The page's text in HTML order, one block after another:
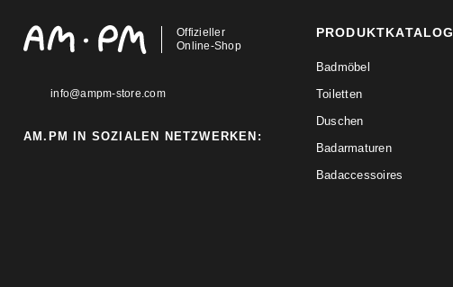
Offizieller
Online-Shop
info@ampm-store.com
AM.PM IN SOZIALEN NETZWERKEN:
PRODUKTKATALOG
Badmöbel
Toiletten
Duschen
Badarmaturen
Badaccessoires